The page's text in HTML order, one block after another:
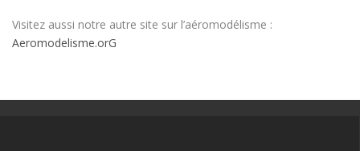
Visitez aussi notre autre site sur l’aéromodélisme :
Aeromodelisme.orG